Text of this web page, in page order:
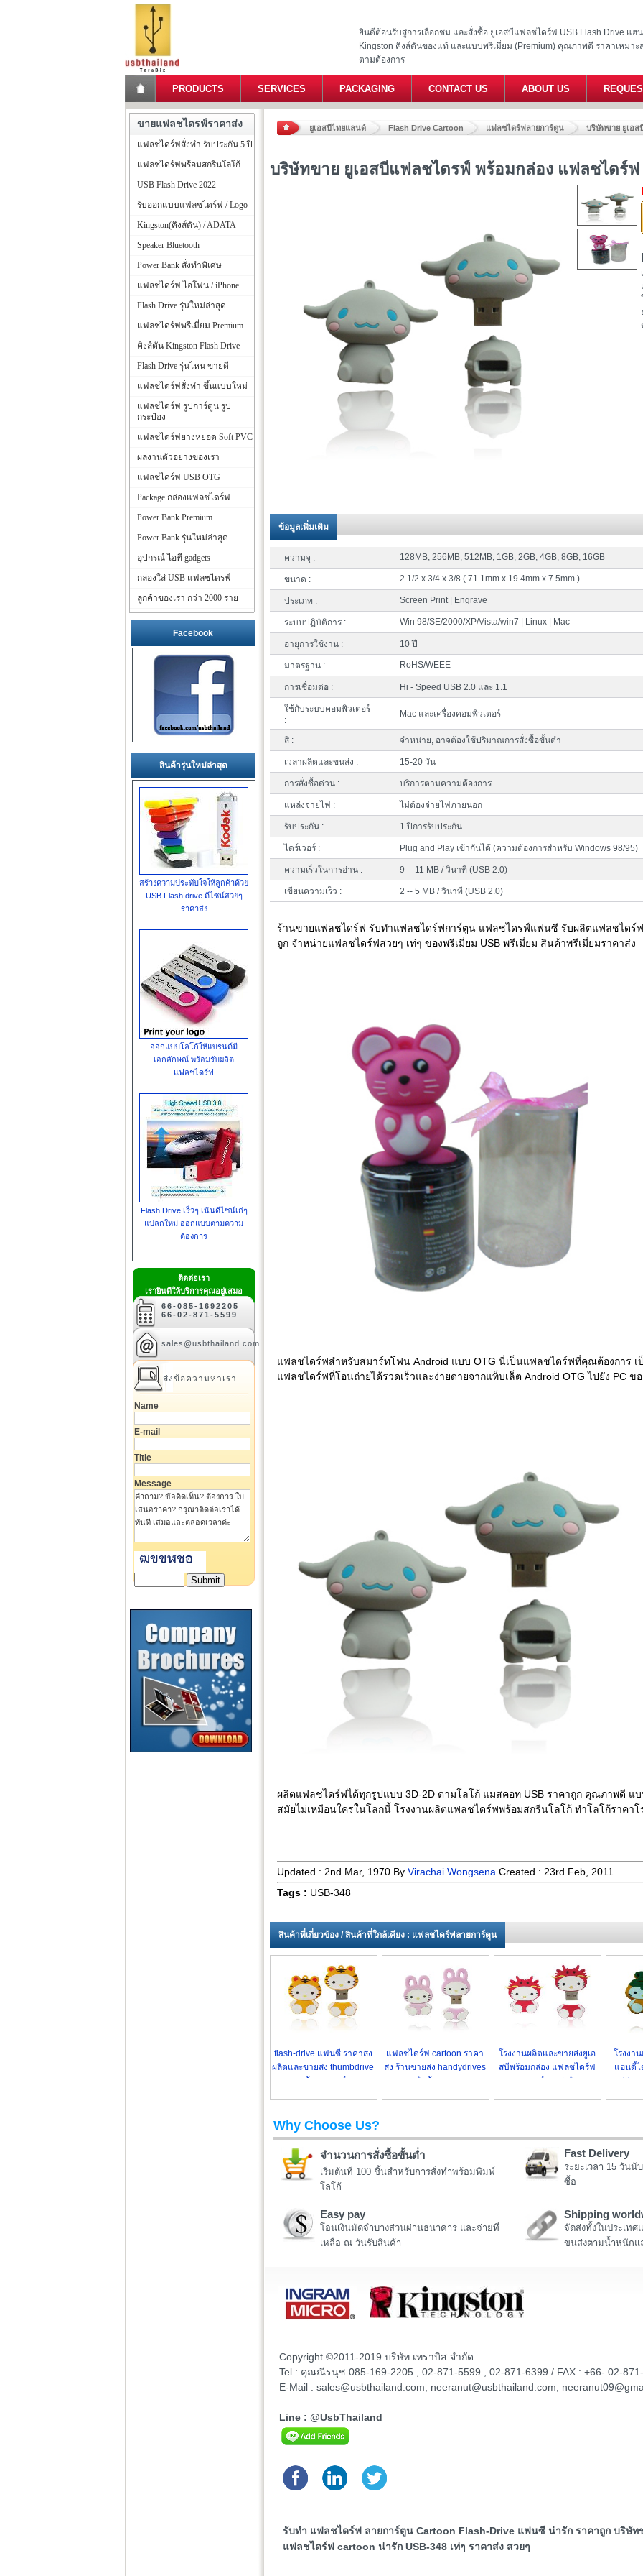
ยินดีต้อนรับสู่การเลือกชม และสั่งซื้อ ยูเอสบีแฟลชไดร์ฟ USB Flash Drive แฮ
Kingston คิงส์ตันของแท้ และแบบพรีเมี่ยม (Premium) คุณภาพดี ราคาเหมา
ตามต้องการ
PRODUCTS SERVICES PACKAGING CONTACT US ABOUT US
ยูเอสบีไทยแลนด์ Flash Drive Cartoon แฟลชไดร์ฟลายการ์ตูน บริษัทขาย ยูเอ
บริษัทขาย ยูเอสบีแฟลชไดรฟ์ พร้อมกล่อง แฟลชไดร์
ข้อมูลเพิ่มเติม
ความจุ : 128MB, 256MB, 512MB, 1GB, 2GB, 4GB, 8GB, 16GB
ขนาด : 2 1/2 x 3/4 x 3/8 ( 71.1mm x 19.4mm x 7.5mm )
ประเภท : Screen Print | Engrave
ระบบปฏิบัติการ : Win 98/SE/2000/XP/Vista/win7 | Linux | Mac
อายุการใช้งาน : 10 ปี
มาตรฐาน : RoHS/WEEE
การเชื่อมต่อ : Hi - Speed USB 2.0 และ 1.1
ใช้กับระบบคอมพิวเตอร์
:
Mac และเครื่องคอมพิวเตอร์
สี : จำหน่าย, อาจต้องใช้ปริมาณการสั่งซื้อขั้นต่ำ
เวลาผลิตและขนส่ง : 15-20 วัน
การสั่งซื้อด่วน : บริการตามความต้องการ
แหล่งจ่ายไฟ : ไม่ต้องจ่ายไฟภายนอก
รับประกัน : 1 ปีการรับประกัน
ไดร์เวอร์ : Plug and Play เข้ากันได้ (ความต้องการสำหรับ Windows 98/95)
ความเร็วในการอ่าน : 9 -- 11 MB / วินาที (USB 2.0)
เขียนความเร็ว : 2 -- 5 MB / วินาที (USB 2.0)
ร้านขายแฟลชไดร์ฟ รับทำแฟลชไดร์ฟการ์ตูน แฟลชไดรฟ์แฟนซี รับผลิตแฟลชไดร์
ถูก จำหน่ายแฟลชไดร์ฟสวยๆ เท่ๆ ของพรีเมี่ยม USB พรีเมี่ยม สินค้าพรีเมี่ยมราคาส่ง
แฟลชไดร์ฟสำหรับสมาร์ทโฟน Android แบบ OTG นี่เป็นแฟลชไดร์ฟที่คุณต้องการ เ
แฟลชไดร์ฟที่โอนถ่ายได้รวดเร็วและง่ายดายจากแท็บเล็ต Android OTG ไปยัง PC ข
ผลิตแฟลชไดร์ฟได้ทุกรูปแบบ 3D-2D ตามโลโก้ แมสคอท USB ราคาถูก คุณภาพดี แ
สมัยไม่เหมือนใครในโลกนี้ โรงงานผลิตแฟลชไดร์ฟพร้อมสกรีนโลโก้ ทำโลโก้ราคาโ
Updated : 2nd Mar, 1970 By Virachai Wongsena Created : 23rd Feb, 2011
Tags : USB-348
สินค้าที่เกี่ยวข้อง / สินค้าที่ใกล้เคียง : แฟลชไดร์ฟลายการ์ตูน
flash-drive แฟนซี ราคาส่ง
ผลิตและขายส่ง thumbdrive
พร้อมเลเซอร์
แฟลชไดร์ฟ cartoon ราคา
ส่ง ร้านขายส่ง handydrives
สลักข้อความ
โรงงานผลิตและขายส่งยูเอ
สบีพร้อมกล่อง แฟลชไดร์ฟ
ลายการ์ตูน น่ารัก
โรงงา
แฮนดี้ไ
drive
Why Choose Us?
จำนวนการสั่งซื้อขั้นต่ำ
เริ่มต้นที่ 100 ชิ้นสำหรับการสั่งทำพร้อมพิมพ์
โลโก้
Fast Delivery
ระยะเวลา 15 วัน
ซื้อ
Easy pay
โอนเงินมัดจำบางส่วนผ่านธนาคาร และจ่ายที่
เหลือ ณ วันรับสินค้า
Shipping
จัดส่งทั้งในประเทศ
ขนส่งตามน้ำหนักแ
Copyright ©2011-2019 บริษัท เทราบิส จำกัด
Tel : คุณณีรนุช 085-169-2205 , 02-871-5599 , 02-871-6399 / FAX : +66- 02-
E-Mail : sales@usbthailand.com, neeranut@usbthailand.com,
Line : @UsbThailand
รับทำ แฟลชไดร์ฟ ลายการ์ตูน Cartoon Flash-Drive แฟนซี น่ารัก ราคาถูก บริษัท
แฟลชไดร์ฟ cartoon น่ารัก USB-348 เท่ๆ ราคาส่ง สวยๆ
ขายแฟลชไดรฟ์ราคาส่ง
แฟลชไดร์ฟสั่งทำ รับประกัน 5 ปี
แฟลชไดร์ฟพร้อมสกรีนโลโก้
USB Flash Drive 2022
รับออกแบบแฟลชไดร์ฟ / Logo
Kingston(คิงส์ตัน) / ADATA
Speaker Bluetooth
Power Bank สั่งทำพิเศษ
แฟลชไดร์ฟ ไอโฟน / iPhone
Flash Drive รุ่นใหม่ล่าสุด
แฟลชไดร์ฟพรีเมี่ยม Premium
คิงส์ตัน Kingston Flash Drive
Flash Drive รุ่นไหน ขายดี
แฟลชไดร์ฟสั่งทำ ขึ้นแบบใหม่
แฟลชไดร์ฟ รูปการ์ตูน รูป
กระป๋อง
แฟลชไดร์ฟยางหยอด Soft PVC
ผลงานตัวอย่างของเรา
แฟลชไดร์ฟ USB OTG
Package กล่องแฟลชไดร์ฟ
Power Bank Premium
Power Bank รุ่นใหม่ล่าสุด
อุปกรณ์ ไอที gadgets
กล่องใส่ USB แฟลชไดรฟ์
ลูกค้าของเรา กว่า 2000 ราย
Facebook
สินค้ารุ่นใหม่ล่าสุด
สร้างความประทับใจให้ลูกค้าด้วย
USB Flash drive ดีไซน์สวยๆ
ราคาส่ง
ออกแบบโลโก้ให้แบรนด์มี
เอกลักษณ์ พร้อมรับผลิต
แฟลชไดร์ฟ
Flash Drive เร็วๆ เน้นดีไซน์เก๋ๆ
แปลกใหม่ ออกแบบตามความ
ต้องการ
ติดต่อเรา
เรายินดีให้บริการคุณอยู่เสมอ
66-085-1692205
66-02-871-5599
sales@usbthailand.com
ส่งข้อความหาเรา
Name
E-mail
Title
Message